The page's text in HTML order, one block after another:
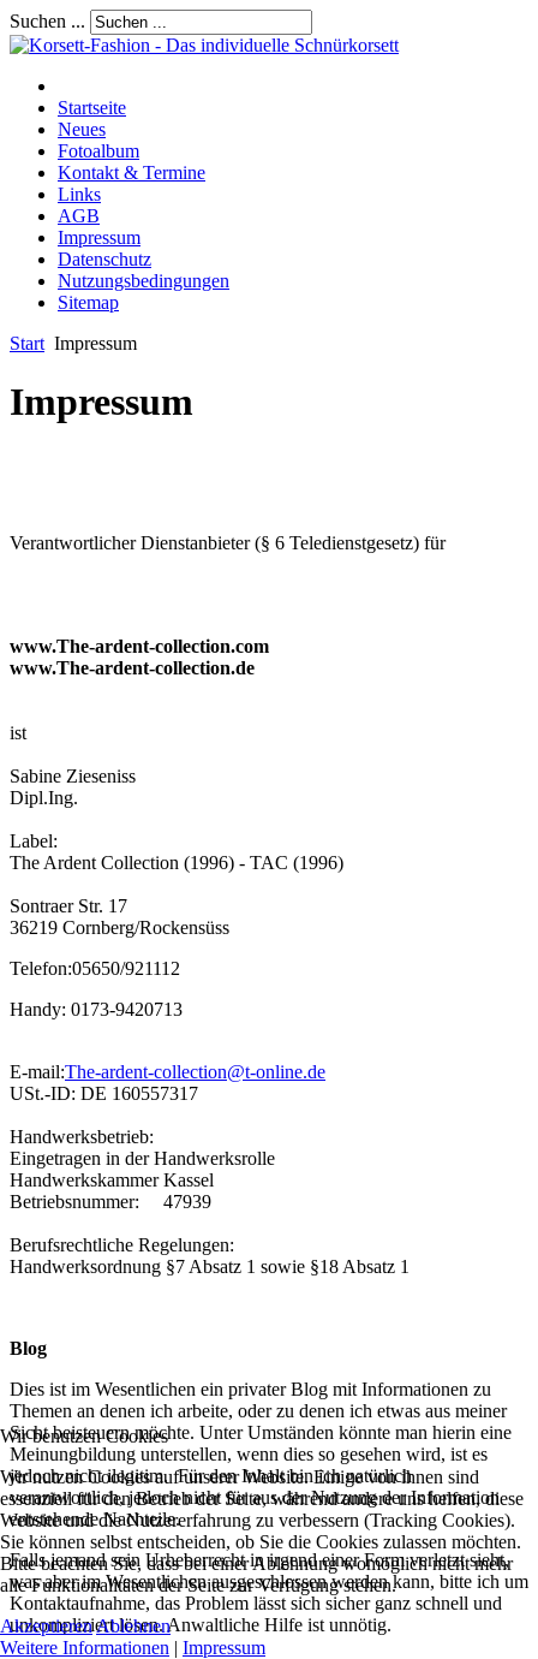
Suchen ...
Startseite
Neues
Fotoalbum
Kontakt & Termine
Links
AGB
Impressum
Datenschutz
Nutzungsbedingungen
Sitemap
Start Impressum
Impressum
Verantwortlicher Dienstanbieter (§ 6 Teledienstgesetz) für
www.The-ardent-collection.com
www.The-ardent-collection.de
ist
Sabine Zieseniss
Dipl.Ing.
Label:
The Ardent Collection (1996) - TAC (1996)
Sontraer Str. 17
36219 Cornberg/Rockensüss
Telefon:05650/921112
Handy: 0173-9420713
E-mail:The-ardent-collection@t-online.de
USt.-ID: DE 160557317
Handwerksbetrieb:
Eingetragen in der Handwerksrolle
Handwerkskammer Kassel
Betriebsnummer: 47939
Berufsrechtliche Regelungen:
Handwerksordnung §7 Absatz 1 sowie §18 Absatz 1
Blog
Dies ist im Wesentlichen ein privater Blog mit Informationen zu
Themen an denen ich arbeite, oder zu denen ich etwas aus meiner
Sicht beisteuern möchte. Unter Umständen könnte man hierin eine
Meinungbildung unterstellen, wenn dies so gesehen wird, ist es
jedoch nicht ilegitim. Für den Inhalt bin ich natürlich
verantwortlich, jedoch nicht für aus der Nutzung der Information
entstehende Nachteile.
Falls jemand sein Urheberrecht in irgend einer Form verletzt sieht,
was aber im Wesentlichen ausgeschlossen werden kann, bitte ich um
Kontaktaufnahme, das Problem lässt sich sicher ganz schnell und
unkompliziert lösen. Anwaltliche Hilfe ist unnötig.
Wir benutzen Cookies
Wir nutzen Cookies auf unserer Website. Einige von ihnen sind
essenziell für den Betrieb der Seite, während andere uns helfen, diese
Website und die Nutzererfahrung zu verbessern (Tracking Cookies).
Sie können selbst entscheiden, ob Sie die Cookies zulassen möchten.
Bitte beachten Sie, dass bei einer Ablehnung womöglich nicht mehr
alle Funktionalitäten der Seite zur Verfügung stehen.
AkzeptierenAblehnen
Weitere Informationen | Impressum